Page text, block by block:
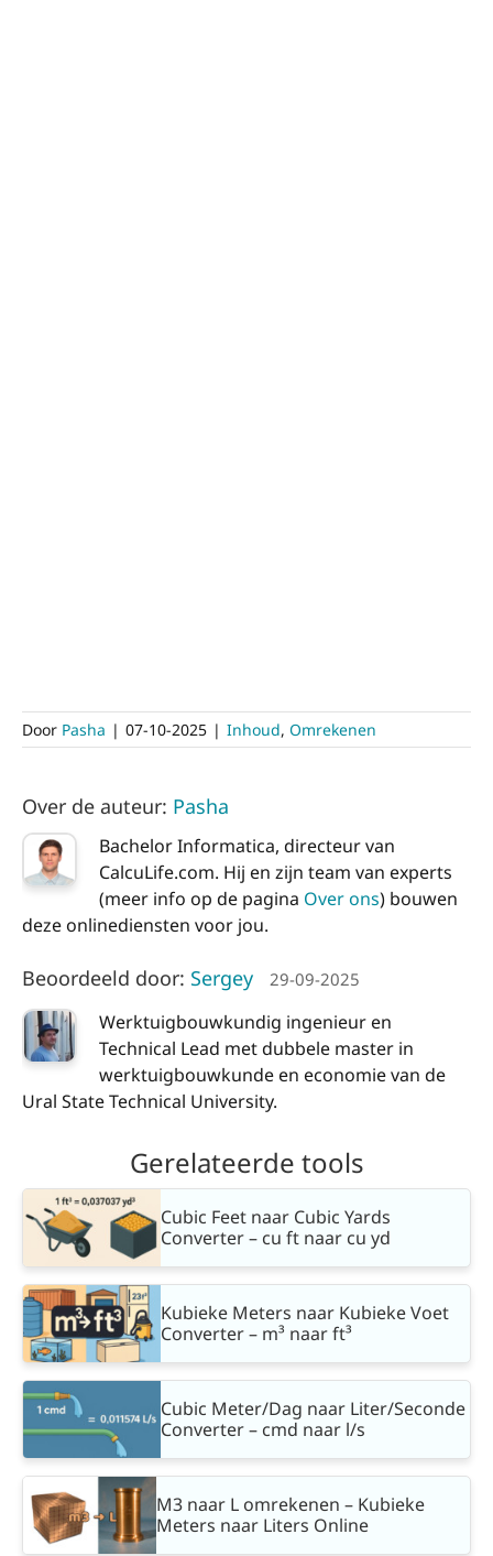
Door Pasha | 07-10-2025 | Inhoud, Omrekenen
Over de auteur: Pasha
Bachelor Informatica, directeur van
CalcuLife.com. Hij en zijn team van experts
(meer info op de pagina Over ons) bouwen
deze onlinediensten voor jou.
Beoordeeld door: Sergey 29-09-2025
Werktuigbouwkundig ingenieur en
Technical Lead met dubbele master in
werktuigbouwkunde en economie van de
Ural State Technical University.
Gerelateerde tools
Cubic Feet naar Cubic Yards
Converter – cu ft naar cu yd
Kubieke Meters naar Kubieke Voet
Converter – m³ naar ft³
Cubic Meter/Dag naar Liter/Seconde
Converter – cmd naar l/s
M3 naar L omrekenen – Kubieke
Meters naar Liters Online